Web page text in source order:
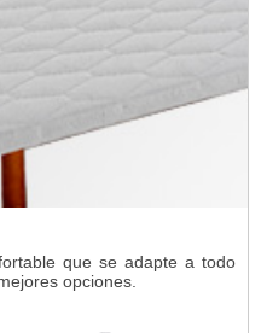
que se adapte a todo
opciones.